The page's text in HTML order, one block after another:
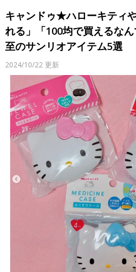
キャンドゥ★ハローキティ
れる」「100均で買えるな
至のサンリオアイテム5選
2024/10/22 更新